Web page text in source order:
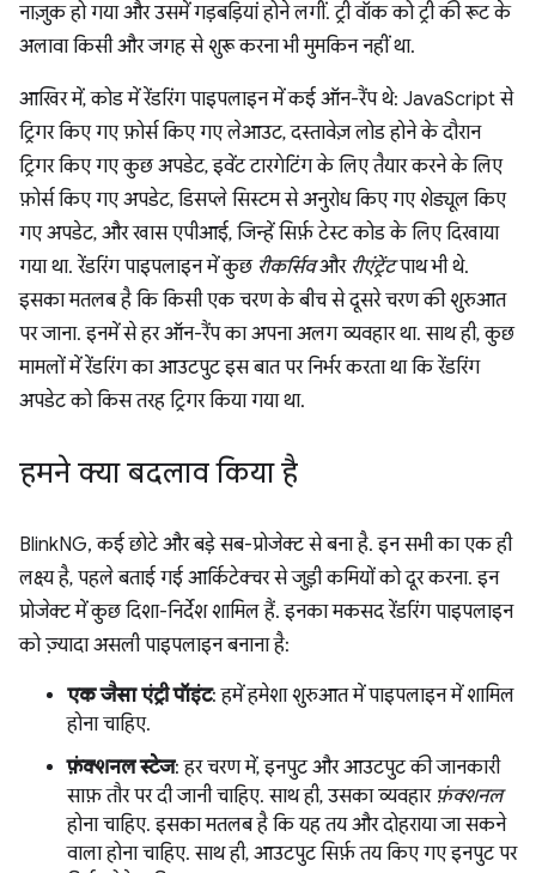
नाज़ुक हो गया और उसमें गड़बड़ियां होने लगीं. ट्री वॉक को ट्री की रूट के
अलावा किसी और जगह से शुरू करना भी मुमकिन नहीं था.
आखिर में, कोड में रेंडरिंग पाइपलाइन में कई ऑन-रैंप थे: JavaScript से
ट्रिगर किए गए फ़ोर्स किए गए लेआउट, दस्तावेज़ लोड होने के दौरान
ट्रिगर किए गए कुछ अपडेट, इवेंट टारगेटिंग के लिए तैयार करने के लिए
फ़ोर्स किए गए अपडेट, डिसप्ले सिस्टम से अनुरोध किए गए शेड्यूल किए
गए अपडेट, और खास एपीआई, जिन्हें सिर्फ़ टेस्ट कोड के लिए दिखाया
गया था. रेंडरिंग पाइपलाइन में कुछ रीकर्सिवऔर रीएंट्रेंटपाथ भी थे.
इसका मतलब है कि किसी एक चरण के बीच से दूसरे चरण की शुरुआत
पर जाना. इनमें से हर ऑन-रैंप का अपना अलग व्यवहार था. साथ ही, कुछ
मामलों में रेंडरिंग का आउटपुट इस बात पर निर्भर करता था कि रेंडरिंग
अपडेट को किस तरह ट्रिगर किया गया था.
हमने क्या बदलाव किया है
BlinkNG, कई छोटे और बड़े सब-प्रोजेक्ट से बना है. इन सभी का एक ही
लक्ष्य है, पहले बताई गई आर्किटेक्चर से जुड़ी कमियों को दूर करना. इन
प्रोजेक्ट में कुछ दिशा-निर्देश शामिल हैं. इनका मकसद रेंडरिंग पाइपलाइन
को ज़्यादा असली पाइपलाइन बनाना है:
एक जैसा एंट्री पॉइंट: हमें हमेशा शुरुआत में पाइपलाइन में शामिल
होना चाहिए.
फ़ंक्शनल स्टेज: हर चरण में, इनपुट और आउटपुट की जानकारी
साफ़ तौर पर दी जानी चाहिए. साथ ही, उसका व्यवहार फ़ंक्शनल
होना चाहिए. इसका मतलब है कि यह तय और दोहराया जा सकने
वाला होना चाहिए. साथ ही, आउटपुट सिर्फ़ तय किए गए इनपुट पर